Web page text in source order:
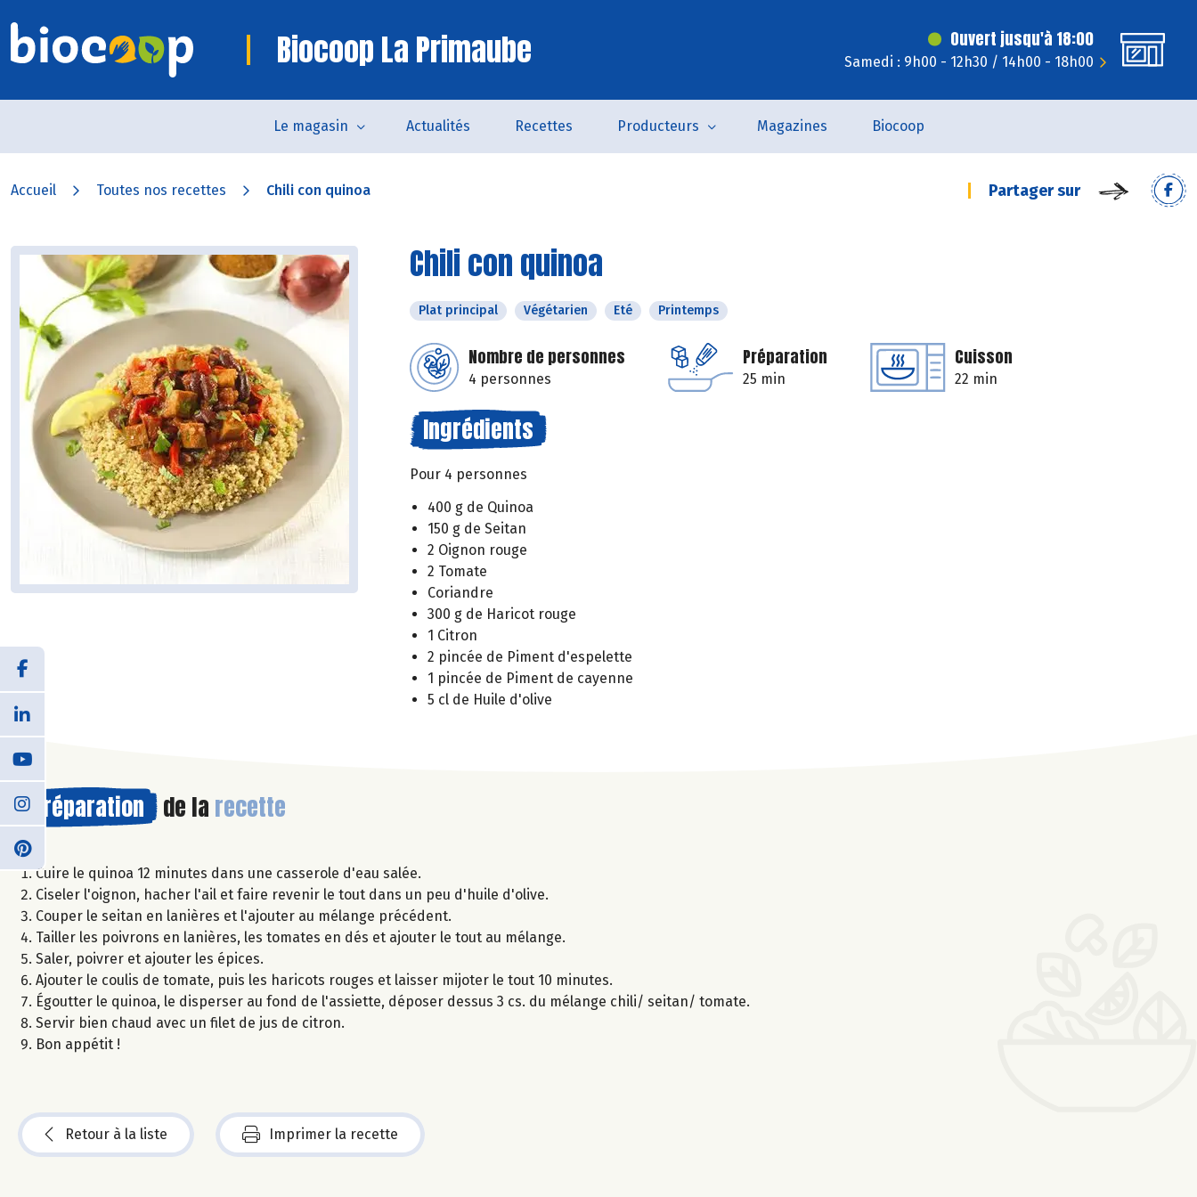
Biocoop La Primaube Ouvert jusqu'à 18:00
Samedi : 9h00 - 12h30 / 14h00 - 18h00
Le magasin Actualités Recettes Producteurs Magazines Biocoop
Accueil Toutes nos recettes Chili con quinoa Partager sur
Chili con quinoa
Plat principal Végétarien Eté Printemps
Nombre de personnes
4 personnes
Préparation
25 min
Cuisson
22 min
Ingrédients
Pour 4 personnes
400 g de Quinoa
150 g de Seitan
2 Oignon rouge
2 Tomate
Coriandre
300 g de Haricot rouge
1 Citron
2 pincée de Piment d'espelette
1 pincée de Piment de cayenne
5 cl de Huile d'olive
Préparation de la recette
Cuire le quinoa 12 minutes dans une casserole d'eau salée.
Ciseler l'oignon, hacher l'ail et faire revenir le tout dans un peu d'huile d'olive.
Couper le seitan en lanières et l'ajouter au mélange précédent.
Tailler les poivrons en lanières, les tomates en dés et ajouter le tout au mélange.
Saler, poivrer et ajouter les épices.
Ajouter le coulis de tomate, puis les haricots rouges et laisser mijoter le tout 10 minutes.
Égoutter le quinoa, le disperser au fond de l'assiette, déposer dessus 3 cs. du mélange chili/ seitan/ tomate.
Servir bien chaud avec un filet de jus de citron.
Bon appétit !
Retour à la liste Imprimer la recette